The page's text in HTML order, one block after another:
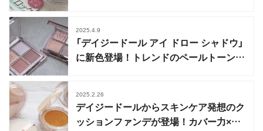
2025.4.9
「デイジードール アイ ドロー シャドウ」
に新色登場！トレンドのペールトーンカ
2025.2.26
デイジードールからスキンケア発想のク
ッションファンデが登場！カバー力×ツ